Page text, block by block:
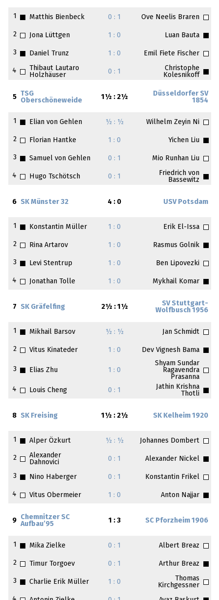
1 Matthis Bienbeck 0 : 1 Ove Neelis Braren
2 Jona Lüttgen 1 : 0 Luan Bauta
3 Daniel Trunz 1 : 0 Emil Fiete Fischer
4
Thibaut Lautaro
Holzhäuser
0 : 1
Christophe
Kolesnikoff
5
TSG
Oberschöneweide
1½ : 2½
Düsseldorfer SV
1854
1 Elian von Gehlen ½ : ½ Wilhelm Zeyin Ni
2 Florian Hantke 1 : 0 Yichen Liu
3 Samuel von Gehlen 0 : 1 Mio Runhan Liu
4 Hugo Tschötsch 0 : 1
Friedrich von
Bassewitz
6 SK Münster 32 4 : 0 USV Potsdam
1 Konstantin Müller 1 : 0 Erik El-Issa
2 Rina Artarov 1 : 0 Rasmus Golnik
3 Levi Stentrup 1 : 0 Ben Lipovezki
4 Jonathan Tolle 1 : 0 Mykhail Komar
7 SK Gräfelfing 2½ : 1½
SV Stuttgart-
Wolfbusch 1956
1 Mikhail Barsov ½ : ½ Jan Schmidt
2 Vitus Kinateder 1 : 0 Dev Vignesh Bama
3 Elias Zhu 1 : 0
Shyam Sundar
Ragavendra
Prasanna
4
Louis Cheng 0 : 1
Jathin Krishna
Thotli
8 SK Freising 1½ : 2½ SK Kelheim 1920
1 Alper Özkurt ½ : ½ Johannes Dombert
2
Alexander
Dahnovici
0 : 1 Alexander Nickel
3 Nino Haberger 0 : 1 Konstantin Frikel
4 Vitus Obermeier 1 : 0 Anton Najjar
9
Chemnitzer SC
Aufbau’95
1 : 3 SC Pforzheim 1906
1 Mika Zielke 0 : 1 Albert Breaz
2 Timur Torgoev 0 : 1 Arthur Breaz
3 Charlie Erik Müller 1 : 0
Thomas
Kirchgessner